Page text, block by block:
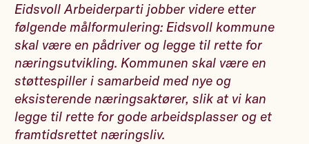
Eidsvoll Arbeiderparti jobber videre etter
følgende målformulering: Eidsvoll kommune
skal være en pådriver og legge til rette for
næringsutvikling. Kommunen skal være en
støttespiller i samarbeid med nye og
eksisterende næringsaktører, slik at vi kan
legge til rette for gode arbeidsplasser og et
framtidsrettet næringsliv.